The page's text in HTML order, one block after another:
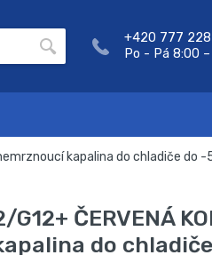
+420 777 228
Po - Pá 8:00
nemrznoucí kapalina do chladiče do -
G12+ ČERVENÁ
do